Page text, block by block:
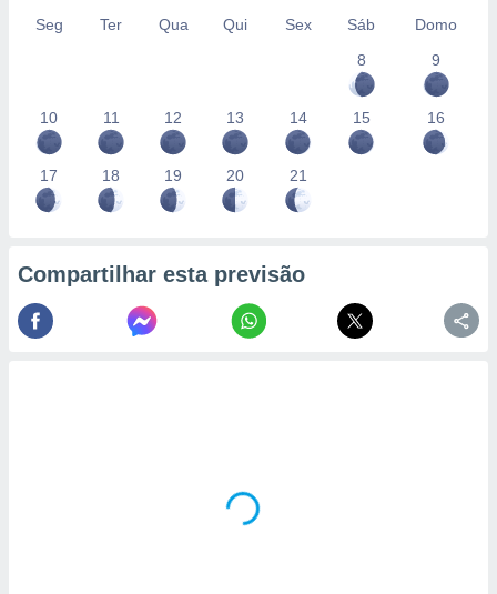
Seg Ter Qua Qui Sex Sáb
Domo
8
9
10 11 12 13 14 15 16
17 18 19 20 21
Compartilhar esta previsão